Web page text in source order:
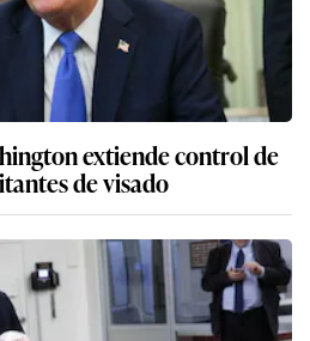
extiende control de
de visado